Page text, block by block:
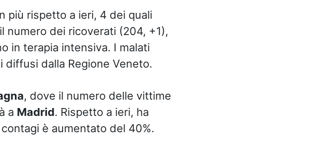
più rispetto a ieri, 4 dei quali
numero dei ricoverati (204, +1),
in terapia intensiva. I malati
dalla Regione Veneto.
, dove il numero delle vittime
a Madrid. Rispetto a ieri, ha
è aumentato del 40%.